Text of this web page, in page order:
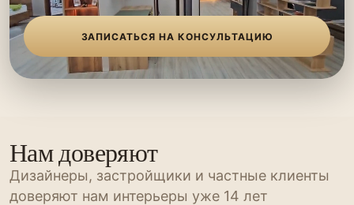
ЗАПИСАТЬСЯ НА КОНСУЛЬТАЦИЮ
Нам доверяют
Дизайнеры, застройщики и частные клиенты
доверяют нам интерьеры уже 14 лет